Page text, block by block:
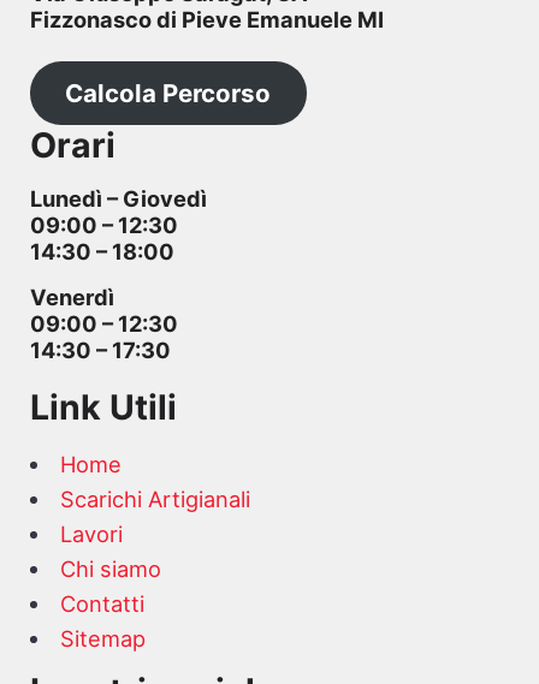
Fizzonasco di Pieve Emanuele MI
Calcola Percorso
Orari
Lunedì – Giovedì
09:00 – 12:30
14:30 – 18:00
Venerdì
09:00 – 12:30
14:30 – 17:30
Link Utili
Home
Scarichi Artigianali
Lavori
Chi siamo
Contatti
Sitemap